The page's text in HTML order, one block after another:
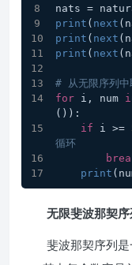
nats =
print ( next
print ( next
print ( next
# 从无限序列
for i, num
()):
if i >=
循环
print
无限斐波那契
斐波那契序列